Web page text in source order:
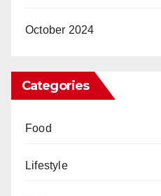
October 2024
Categories
Food
Lifestyle